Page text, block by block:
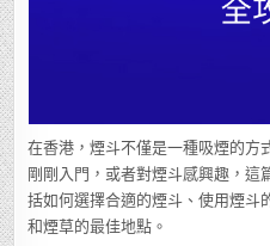
在香港，煙斗不僅是一種吸煙的方
剛剛入門，或者對煙斗感興趣，這
括如何選擇合適的煙斗、使用煙斗
和煙草的最佳地點。